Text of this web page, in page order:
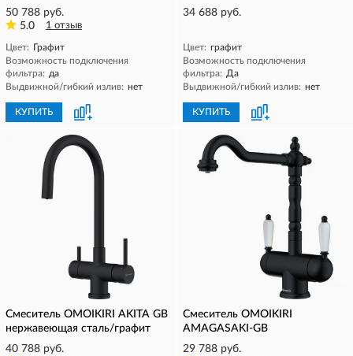
50 788 руб.
5.0
1 отзыв
Цвет: Графит
Возможность подключения
фильтра: да
Выдвижной/гибкий излив: нет
КУПИТЬ
34 688 руб.
Цвет: графит
Возможность подключения
фильтра: Да
Выдвижной/гибкий излив: нет
КУПИТЬ
Смеситель OMOIKIRI AKITA GB
нержавеющая сталь/графит
40 788 руб.
Смеситель OMOIKIRI
AMAGASAKI-GB
29 788 руб.